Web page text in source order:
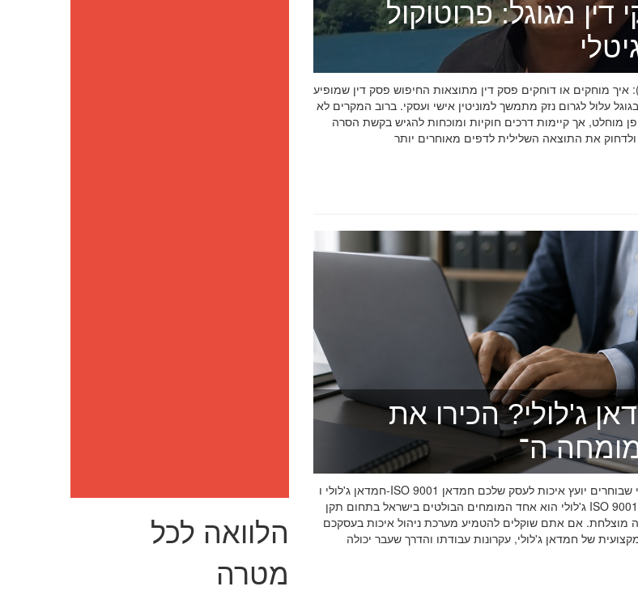
מגוגל: פרוטוקול
הסרת פסקי דין מגוגל (2026): איך מוחקים או דוחקים פסק דין מתוצאות החיפוש פסק דין שמופיע
עלול לגרום נזק מתמשך למוניטין אישי ועסקי. ברוב המקרים לא
מוחלט, אך קיימות דרכים חוקיות ומוכחות להגיש בקשת הסרה
ג'לולי? הכירו את
חמדאן ג'לולי ו-ISO 9001 ב-2026: מה חובה לדעת לפני שבוחרים יועץ איכות לעסק שלכם חמדאן
ג'לולי הוא אחד המומחים הבולטים בישראל בתחום תקן ISO 9001 וניהול איכות, עם ניסיון מוכח
מוצלחת. אם אתם שוקלים להטמיע מערכת ניהול איכות בעסקכם
הלוואה לכל
מטרה